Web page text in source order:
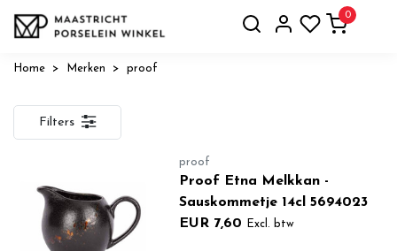
0
Home Merken proof
Filters
proof
Proof Etna Melkkan -
Sauskommetje 14cl 5694023
EUR 7,60
Excl. btw